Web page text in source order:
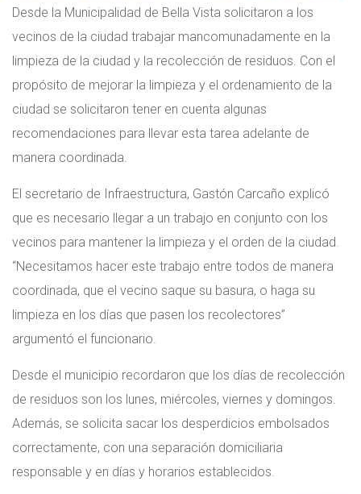
Desde la Municipalidad de Bella Vista solicitaron a los
vecinos de la ciudad trabajar mancomunadamente en la
limpieza de la ciudad y la recolección de residuos. Con el
propósito de mejorar la limpieza y el ordenamiento de la
ciudad se solicitaron tener en cuenta algunas
recomendaciones para llevar esta tarea adelante de
manera coordinada.
El secretario de Infraestructura, Gastón Carcaño explicó
que es necesario llegar a un trabajo en conjunto con los
vecinos para mantener la limpieza y el orden de la ciudad.
“Necesitamos hacer este trabajo entre todos de manera
coordinada, que el vecino saque su basura, o haga su
limpieza en los días que pasen los recolectores”
argumentó el funcionario.
Desde el municipio recordaron que los días de recolección
de residuos son los lunes, miércoles, viernes y domingos.
Además, se solicita sacar los desperdicios embolsados
correctamente, con una separación domiciliaria
responsable y en días y horarios establecidos.